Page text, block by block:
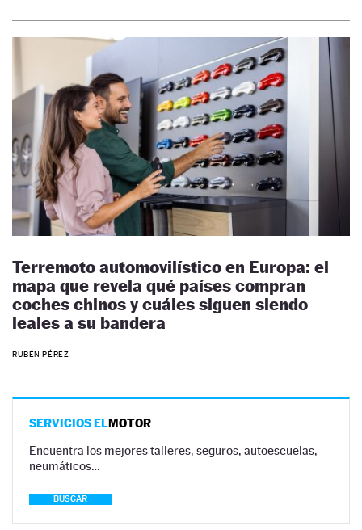
Terremoto automovilístico en Europa: el
mapa que revela qué países compran
coches chinos y cuáles siguen siendo
leales a su bandera
RUBÉN PÉREZ
SERVICIOS ELMOTOR
Encuentra los mejores talleres, seguros, autoescuelas,
neumáticos…
BUSCAR